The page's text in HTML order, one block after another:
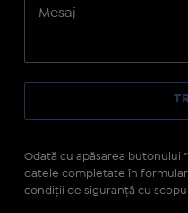
Odată cu apăsarea butonului
datele completate în
condiţii de siguranţă cu